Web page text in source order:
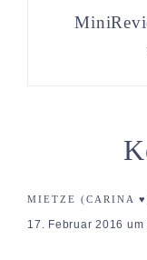
MIETZE (CARINA
17. Februar 2016 um